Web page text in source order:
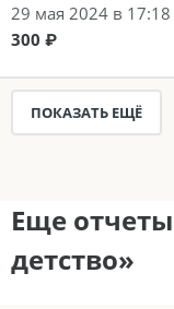
29 мая 2024 в 17:18
300 ₽
ПОКАЗАТЬ ЕЩЁ
Еще
детство»